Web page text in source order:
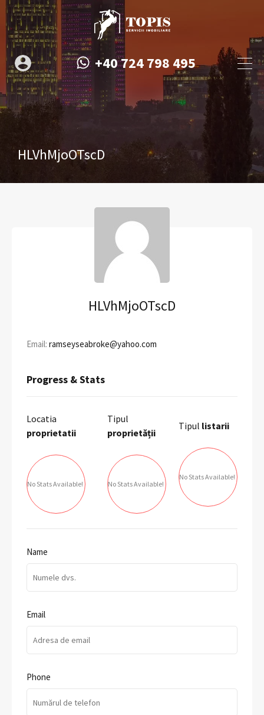
+40 724 798 495
HLVhMjoOTscD
HLVhMjoOTscD
Email: ramseyseabroke@yahoo.com
Progress & Stats
Locatia
proprietatii
No Stats Available!
Tipul
proprietății
No Stats Available!
Tipul listarii
No Stats Available!
Name
Email
Phone